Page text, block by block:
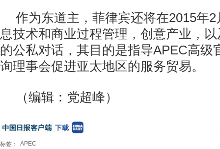
作为东道主，菲律宾还将在2015年
息技术和商业过程管理，创意产业，
的公私对话，其目的是指导APEC高级
询理事会促进亚太地区的服务贸易。
（编辑：党超峰）
标签： APEC